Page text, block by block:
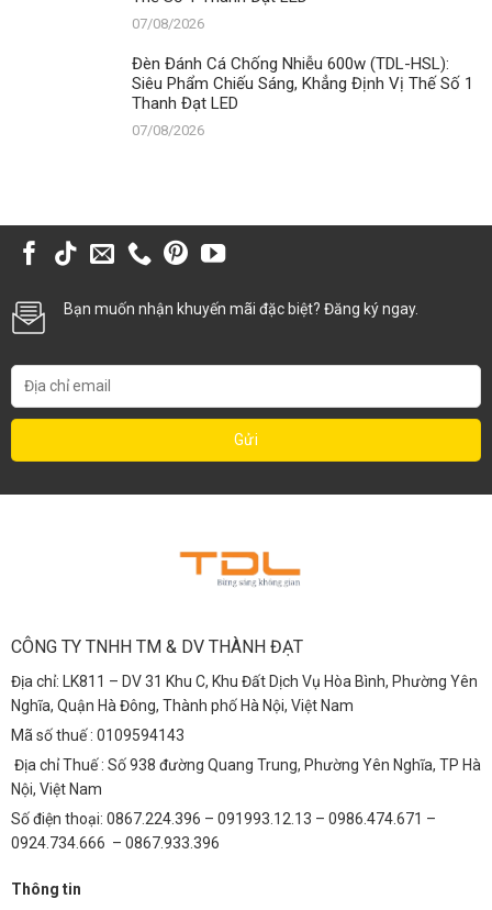
07/08/2026
Đèn Đánh Cá Chống Nhiễu 600w (TDL-HSL):
Siêu Phẩm Chiếu Sáng, Khẳng Định Vị Thế Số 1
Thanh Đạt LED
07/08/2026
Bạn muốn nhận khuyến mãi đặc biệt? Đăng ký ngay.
CÔNG TY TNHH TM & DV THÀNH ĐẠT
Địa chỉ: LK811 – DV 31 Khu C, Khu Đất Dịch Vụ Hòa Bình, Phường Yên
Nghĩa, Quận Hà Đông, Thành phố Hà Nội, Việt Nam
Mã số thuế : 0109594143
Địa chỉ Thuế : Số 938 đường Quang Trung, Phường Yên Nghĩa, TP Hà
Nội, Việt Nam
Số điện thoại: 0867.224.396 – 091993.12.13 – 0986.474.671 –
0924.734.666 – 0867.933.396
Thông tin